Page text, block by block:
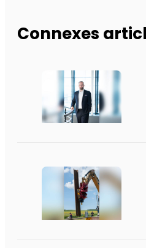
Connexes